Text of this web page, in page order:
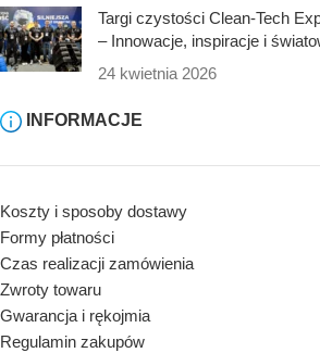
Targi czystości Clean-Tech
– Innowacje, inspiracje i
24 kwietnia 2026
INFORMACJE
Koszty i sposoby dostawy
Formy płatności
Czas realizacji zamówienia
Zwroty towaru
Gwarancja i rękojmia
Regulamin zakupów